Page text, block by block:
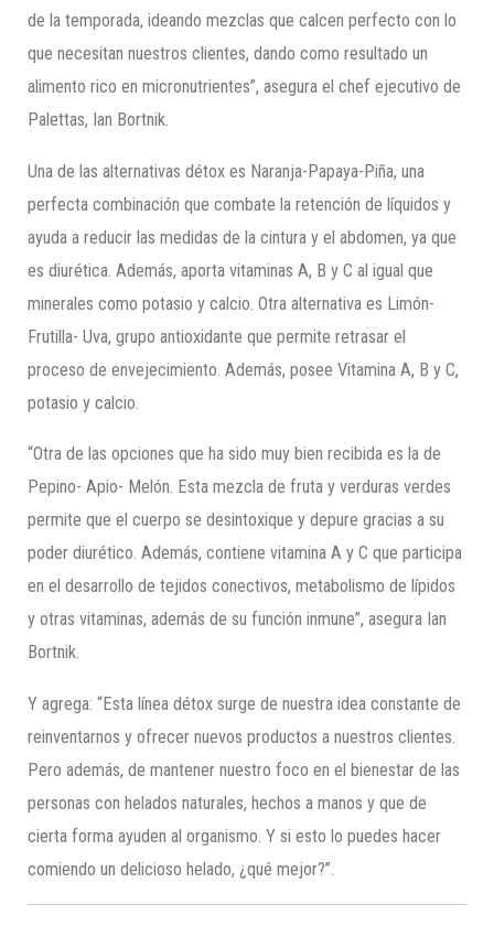
de la temporada, ideando mezclas que calcen perfecto con lo
que necesitan nuestros clientes, dando como resultado un
alimento rico en micronutrientes”, asegura el chef ejecutivo de
Palettas, Ian Bortnik.
Una de las alternativas détox es Naranja-Papaya-Piña, una
perfecta combinación que combate la retención de líquidos y
ayuda a reducir las medidas de la cintura y el abdomen, ya que
es diurética. Además, aporta vitaminas A, B y C al igual que
minerales como potasio y calcio. Otra alternativa es Limón-
Frutilla- Uva, grupo antioxidante que permite retrasar el
proceso de envejecimiento. Además, posee Vitamina A, B y C,
potasio y calcio.
“Otra de las opciones que ha sido muy bien recibida es la de
Pepino- Apio- Melón. Esta mezcla de fruta y verduras verdes
permite que el cuerpo se desintoxique y depure gracias a su
poder diurético. Además, contiene vitamina A y C que participa
en el desarrollo de tejidos conectivos, metabolismo de lípidos
y otras vitaminas, además de su función inmune”, asegura Ian
Bortnik.
Y agrega: “Esta línea détox surge de nuestra idea constante de
reinventarnos y ofrecer nuevos productos a nuestros clientes.
Pero además, de mantener nuestro foco en el bienestar de las
personas con helados naturales, hechos a manos y que de
cierta forma ayuden al organismo. Y si esto lo puedes hacer
comiendo un delicioso helado, ¿qué mejor?”.